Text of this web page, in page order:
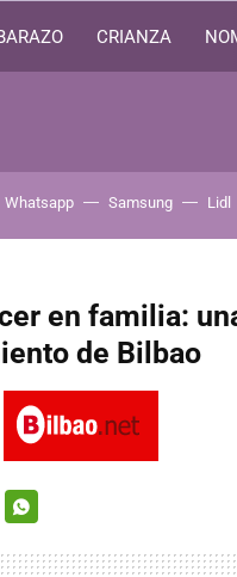
CRIANZA
Whatsapp Samsung Lidl
en familia:
de Bilbao